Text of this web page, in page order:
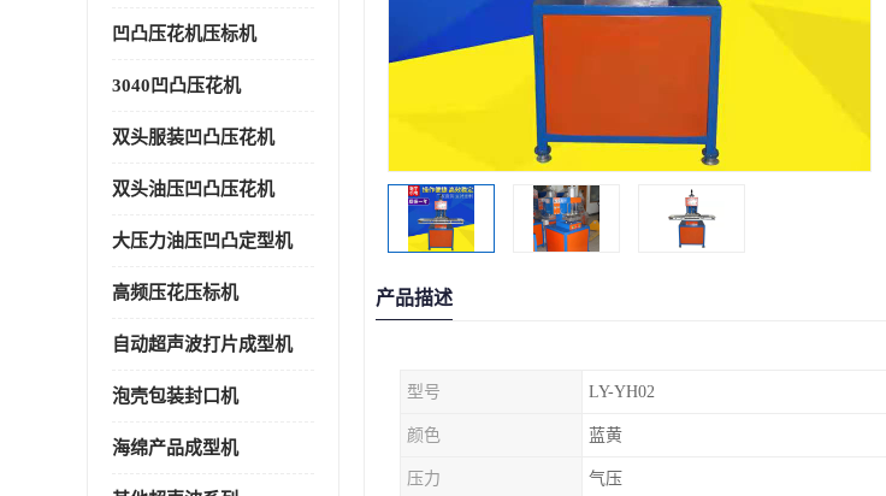
凹凸压花机压标机
3040凹凸压花机
双头服装凹凸压花机
双头油压凹凸压花机
大压力油压凹凸定型机
高频压花压标机
自动超声波打片成型机
泡壳包装封口机
海绵产品成型机
产品描述
型号 LY-YH02
颜色 蓝黄
压力 气压